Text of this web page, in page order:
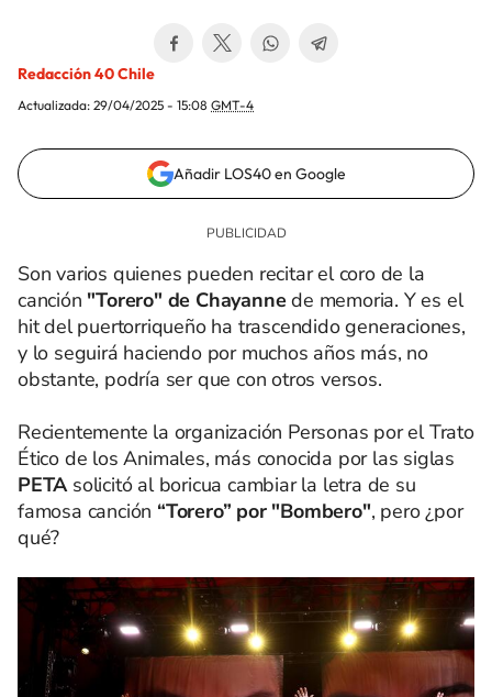
Redacción 40 Chile
Actualizada: 29/04/2025 - 15:08 GMT-4
Añadir LOS40 en Google
Son varios quienes pueden recitar el coro de la
canción "Torero" de Chayannede memoria. Y es el
hit del puertorriqueño ha trascendido generaciones,
y lo seguirá haciendo por muchos años más, no
obstante, podría ser que con otros versos.
Recientemente la organización Personas por el Trato
Ético de los Animales, más conocida por las siglas
PETA solicitó al boricua cambiar la letra de su
famosa canción “Torero” por "Bombero", pero ¿por
qué?